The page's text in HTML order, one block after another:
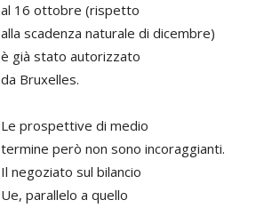
al 16 ottobre (rispetto
alla scadenza naturale di dicembre)
è già stato autorizzato
da Bruxelles.
Le prospettive di medio
termine però non sono incoraggianti.
Il negoziato sul bilancio
Ue, parallelo a quello